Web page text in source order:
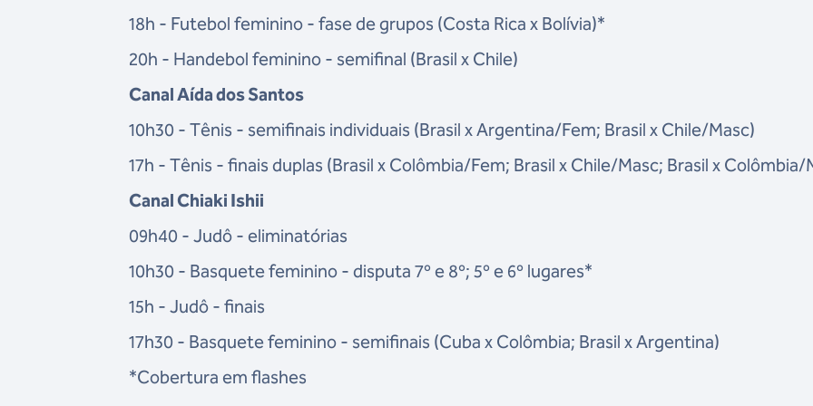
18h - Futebol feminino - fase de grupos (Costa Rica x Bolívia)*
20h - Handebol feminino - semifinal (Brasil x Chile)
Canal Aída dos Santos
10h30 - Tênis - semifinais individuais (Brasil x Argentina/Fem; Brasil x Chile/Masc)
17h - Tênis - finais duplas (Brasil x Colômbia/Fem; Brasil x Chile/Masc; Brasil x Colômbia/
Canal Chiaki Ishii
09h40 - Judô - eliminatórias
10h30 - Basquete feminino - disputa 7º e 8º; 5º e 6º lugares*
15h - Judô - finais
17h30 - Basquete feminino - semifinais (Cuba x Colômbia; Brasil x Argentina)
*Cobertura em flashes